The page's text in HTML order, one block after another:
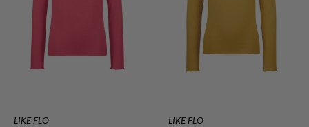
LIKE FLO LIKE FLO